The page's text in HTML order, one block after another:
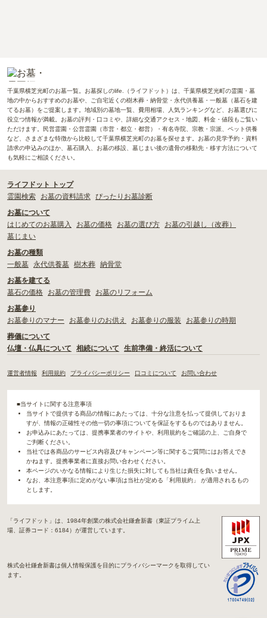
千葉県横芝光町のお墓一覧。お墓探しのlife.（ライフドット）は、千葉県横芝光町の霊園・墓
地の中からおすすめのお墓や、ご自宅近くの樹木葬・納骨堂・永代供養墓・一般墓（墓石を建
てるお墓）をご提案します。地域別の墓地一覧、費用相場、人気ランキングなど、お墓選びに
役立つ情報が満載。お墓の評判・口コミや、詳細な交通アクセス・地図、料金・値段もご覧い
ただけます。民営霊園・公営霊園（市営・都立・都営）・有名寺院、宗教・宗派、ペット供養
など、さまざまな特徴から比較して千葉県横芝光町のお墓を探せます。お墓の見学予約・資料
請求の申込みのほか、墓石購入、お墓の移設、墓じまい後の遺骨の移動先・移す方法について
も気軽にご相談ください。
ライフドット トップ
霊園検索
お墓の資料請求 ぴったりお墓診断
お墓について
はじめてのお墓購入
お墓の価格 お墓の選び方
お墓の引越し（改葬）
墓じまい
お墓の種類
一般墓
永代供養墓 樹木葬 納骨堂
お墓を建てる
墓石の価格
お墓の管理費
お墓のリフォーム
お墓参り
お墓参りのマナー
お墓参りのお供え お墓参りの服装
お墓参りの時期
葬儀について
仏壇・仏具について
相続について 生前準備・終活について
運営者情報 利用規約 プライバシーポリシー 口コミについて お問い合わせ
■当サイトに関する注意事項
当サイトで提供する商品の情報にあたっては、十分な注意を払って提供しておりま
すが、情報の正確性その他一切の事項についてを保証をするものではありません。
お申込みにあたっては、提携事業者のサイトや、利用規約をご確認の上、ご自身で
ご判断ください。
当社では各商品のサービス内容及びキャンペーン等に関するご質問にはお答えでき
かねます。提携事業者に直接お問い合わせください。
本ページのいかなる情報により生じた損失に対しても当社は責任を負いません。
なお、本注意事項に定めがない事項は当社が定める「利用規約」 が適用されるもの
とします。
「ライフドット」は、1984年創業の株式会社鎌倉新書（東証プライム上
場、証券コード：6184）が運営しています。
株式会社鎌倉新書は個人情報保護を目的にプライバシーマークを取得してい
ます。